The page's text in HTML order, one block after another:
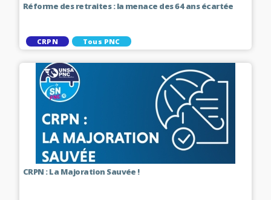
Réforme des retraites : la menace des 64 ans écartée
CRPN Tous PNC
CRPN : La Majoration Sauvée !